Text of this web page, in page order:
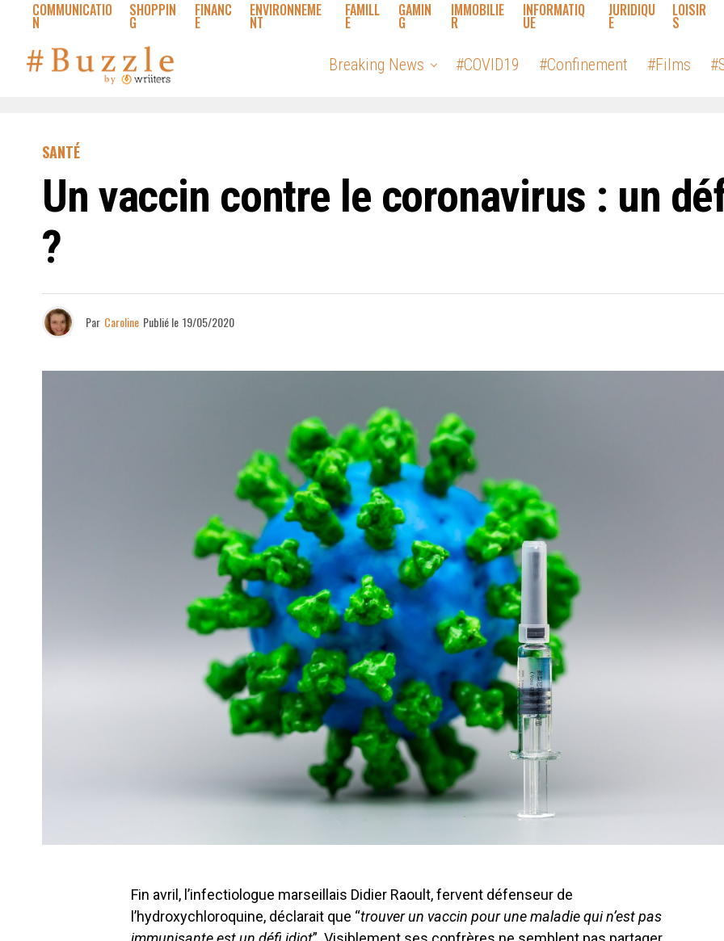
COMMUNICATIO
N
SHOPPIN
G
FINANC
E
ENVIRONNEME
NT
FAMILL
E
GAMIN
G
IMMOBILIE
R
INFORMATIQ
UE
JURIDIQU
E
LOISIR
S
Breaking News #COVID19 #Confinement #Films
SANTÉ
Un vaccin contre le coronavirus : un
?
Par Caroline Publié le 19/05/2020
Fin avril, l’infectiologue marseillais Didier Raoult, fervent défenseur de
l’hydroxychloroquine, déclarait que “trouver un vaccin pour une maladie qui n’est pas